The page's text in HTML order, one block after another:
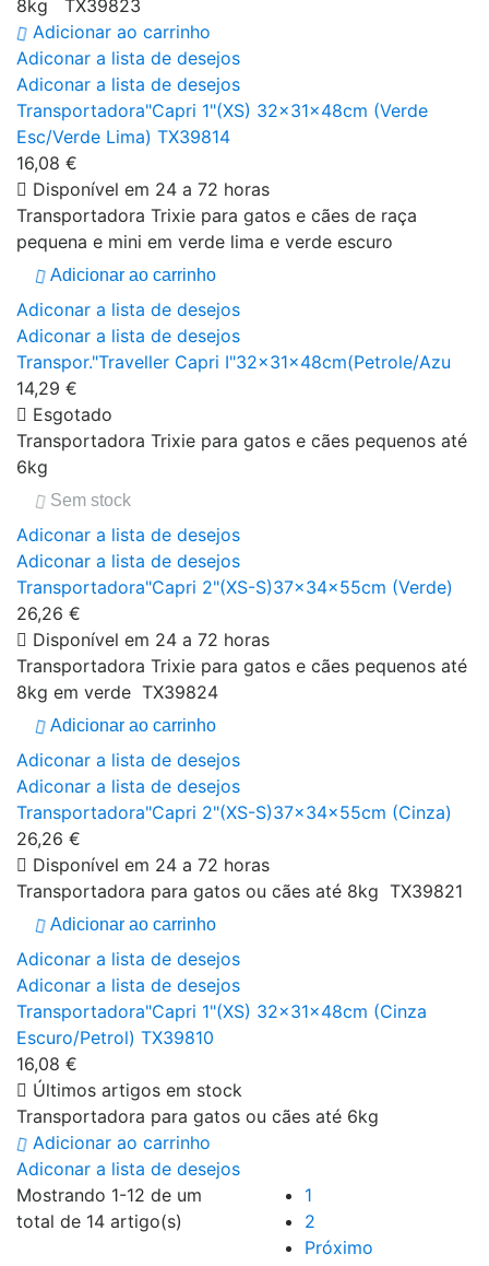
8kg TX39823
Adicionar ao carrinho
Adiconar a lista de desejos
Adiconar a lista de desejos
Transportadora"Capri 1"(XS) 32x31x48cm (Verde
Esc/Verde Lima) TX39814
16,08 €
Disponível em 24 a 72 horas
Transportadora Trixie para gatos e cães de raça
pequena e mini em verde lima e verde escuro
Adicionar ao carrinho
Adiconar a lista de desejos
Adiconar a lista de desejos
Transpor."Traveller Capri I"32x31x48cm(Petrole/Azu
14,29 €
Esgotado
Transportadora Trixie para gatos e cães pequenos até
6kg
Sem stock
Adiconar a lista de desejos
Adiconar a lista de desejos
Transportadora"Capri 2"(XS-S)37x34x55cm (Verde)
26,26 €
Disponível em 24 a 72 horas
Transportadora Trixie para gatos e cães pequenos até
8kg em verde TX39824
Adicionar ao carrinho
Adiconar a lista de desejos
Adiconar a lista de desejos
Transportadora"Capri 2"(XS-S)37x34x55cm (Cinza)
26,26 €
Disponível em 24 a 72 horas
Transportadora para gatos ou cães até 8kg TX39821
Adicionar ao carrinho
Adiconar a lista de desejos
Adiconar a lista de desejos
Transportadora"Capri 1"(XS) 32x31x48cm (Cinza
Escuro/Petrol) TX39810
16,08 €
Últimos artigos em stock
Transportadora para gatos ou cães até 6kg
Adicionar ao carrinho
Adiconar a lista de desejos
Mostrando 1-12 de um
total de 14 artigo(s)
1
2
Próximo